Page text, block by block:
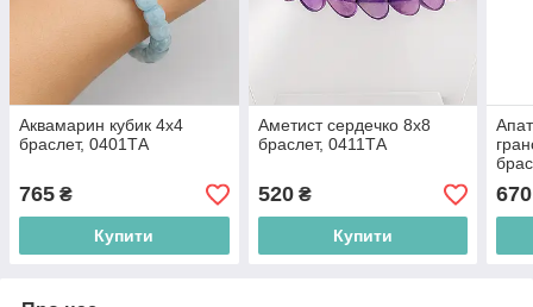
Аквамарин кубик 4х4
браслет, 0401ТА
765 ₴
Купити
Аметист сердечко 8х8
браслет, 0411ТА
520₴
Купити
670